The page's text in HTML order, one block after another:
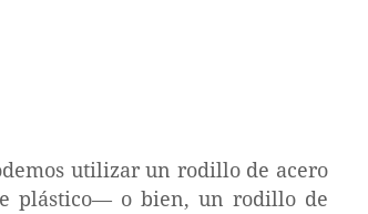
utilizar un rodillo de acero
plástico— o bien, un rodillo de